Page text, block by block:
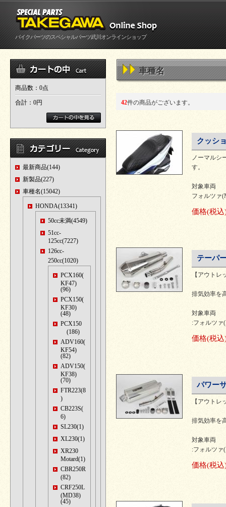
バイクパーツのスペシャルパーツ武川オンラインショップ
商品数：0点
合計： 0円
最新商品(144)
新製品(227)
車種名(15042)
HONDA(13341)
50cc未満(4549)
51cc-
125cc(7227)
126cc-
250cc(1020)
PCX160(
KF47)
(96)
PCX150(
KF30)
(48)
PCX150
(186)
ADV160(
KF54)
(82)
ADV150(
KF38)
(70)
FTR223(8
)
CB223S(
6)
SL230(1)
XL230(1)
XR230
Motard(1)
CBR250R
(82)
CRF250L
(MD38)
(45)
車種名
42件の商品がございます。
クッシ
ノーマルシ
す。
対象車両
フォルツァ
価格(税込
テーパ
【アウトレ
排気効率を
対象車両
:フォルツァ
価格(税込
パワー
【アウトレ
排気効率を
対象車両
:フォルツァ
価格(税込